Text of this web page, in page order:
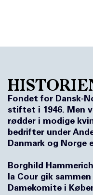
Fondet for Dansk-
stiftet i 1946. Men
rødder i modige
bedrifter under
Danmark og
Borghild
la Cour gik
Damekomite i